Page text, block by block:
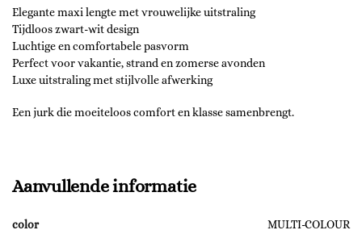
Elegante maxi lengte met vrouwelijke uitstraling
Tijdloos zwart-wit design
Luchtige en comfortabele pasvorm
Perfect voor vakantie, strand en zomerse avonden
Luxe uitstraling met stijlvolle afwerking
Een jurk die moeiteloos comfort en klasse samenbrengt.
Aanvullende informatie
color MULTI-COLOUR